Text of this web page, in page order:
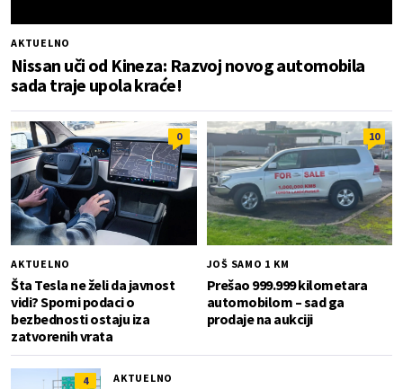
AKTUELNO
Nissan uči od Kineza: Razvoj novog automobila
sada traje upola kraće!
0
AKTUELNO
Šta Tesla ne želi da javnost
vidi? Sporni podaci o
bezbednosti ostaju iza
zatvorenih vrata
10
JOŠ SAMO 1 KM
Prešao 999.999 kilometara
automobilom – sad ga
prodaje na aukciji
4 AKTUELNO